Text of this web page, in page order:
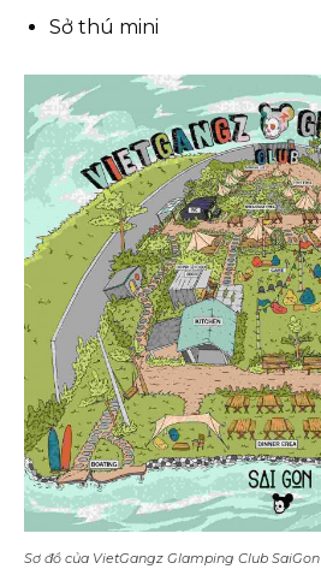
Sở thú mini
Sơ đồ của VietGangz Glamping Club SaiGon